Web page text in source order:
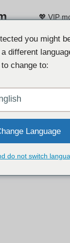
💖 VIP
you might
different
change to:
Language
do not switch